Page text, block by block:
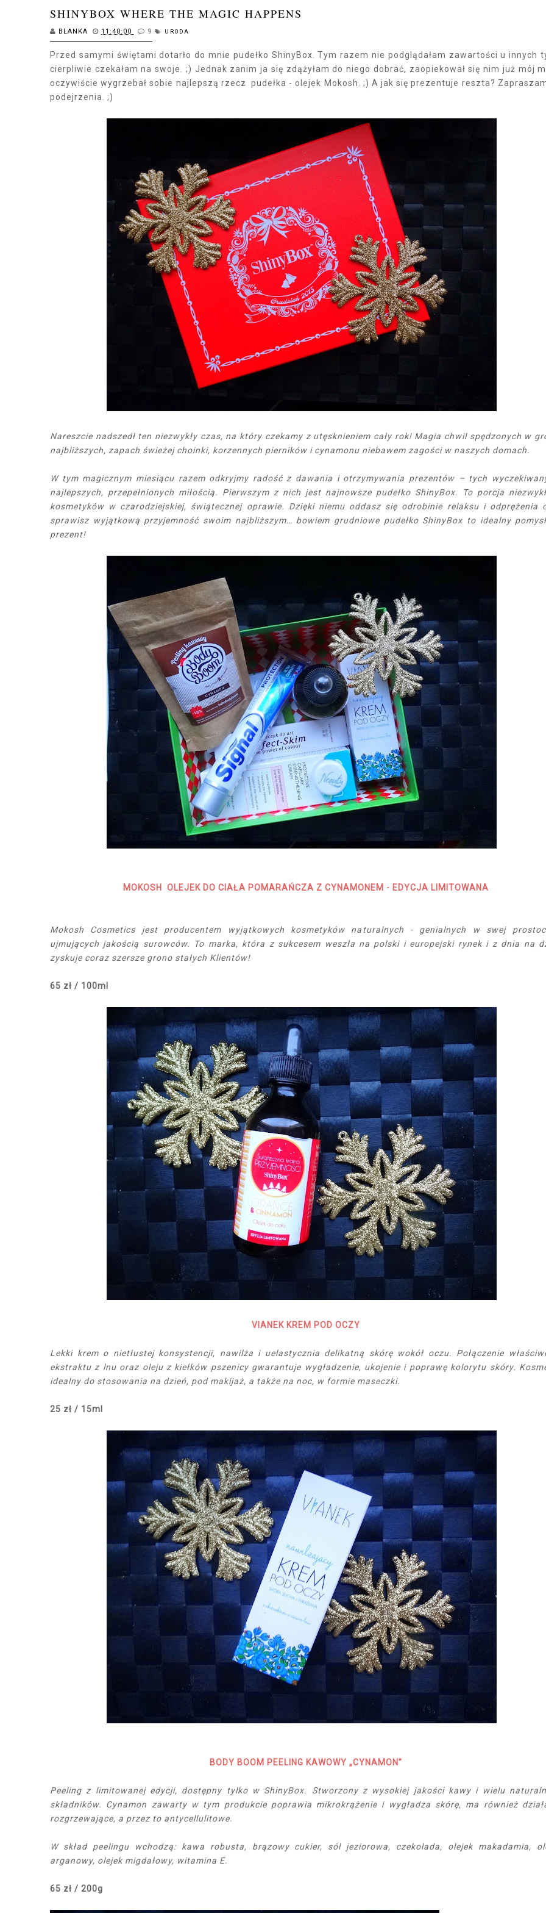
SHINYBOX WHERE THE MAGIC HAPPENS
BLANKA 11:40:00 9 URODA
Przed samymi świętami dotarło do mnie pudełko ShinyBox. Tym razem nie podglądałam zawartości u innych
cierpliwie czekałam na swoje. ;) Jednak zanim ja się zdążyłam do niego dobrać, zaopiekował się nim już mój
oczywiście wygrzebał sobie najlepszą rzecz pudełka - olejek Mokosh. ;) A jak się prezentuje reszta?
podejrzenia. ;)
Nareszcie nadszedł ten niezwykły czas, na który czekamy z utęsknieniem cały rok! Magia chwil spędzonych w
najbliższych, zapach świeżej choinki, korzennych pierników i cynamonu niebawem zagości w naszych domach.
W tym magicznym miesiącu razem odkryjmy radość z dawania i otrzymywania prezentów – tych
najlepszych, przepełnionych miłością. Pierwszym z nich jest najnowsze pudełko ShinyBox. To porcja
kosmetyków w czarodziejskiej, świątecznej oprawie. Dzięki niemu oddasz się odrobinie relaksu i odprężenia
sprawisz wyjątkową przyjemność swoim najbliższym… bowiem grudniowe pudełko ShinyBox to idealny
prezent!
MOKOSH OLEJEK DO CIAŁA POMARAŃCZA Z CYNAMONEM - EDYCJA LIMITOWANA
Mokosh Cosmetics jest producentem wyjątkowych kosmetyków naturalnych - genialnych w swej
ujmujących jakością surowców. To marka, która z sukcesem weszła na polski i europejski rynek i z dnia na
zyskuje coraz szersze grono stałych Klientów!
65 zł / 100ml
VIANEK KREM POD OCZY
Lekki krem o nietłustej konsystencji, nawilża i uelastycznia delikatną skórę wokół oczu. Połączenie
ekstraktu z lnu oraz oleju z kiełków pszenicy gwarantuje wygładzenie, ukojenie i poprawę kolorytu skóry.
idealny do stosowania na dzień, pod makijaż, a także na noc, w formie maseczki.
25 zł / 15ml
BODY BOOM PEELING KAWOWY „CYNAMON”
Peeling z limitowanej edycji, dostępny tylko w ShinyBox. Stworzony z wysokiej jakości kawy i wielu
składników. Cynamon zawarty w tym produkcie poprawia mikrokrążenie i wygładza skórę, ma również
rozgrzewające, a przez to antycellulitowe.
W skład peelingu wchodzą: kawa robusta, brązowy cukier, sól jeziorowa, czekolada, olejek makadamia,
arganowy, olejek migdałowy, witamina E.
65 zł / 200g